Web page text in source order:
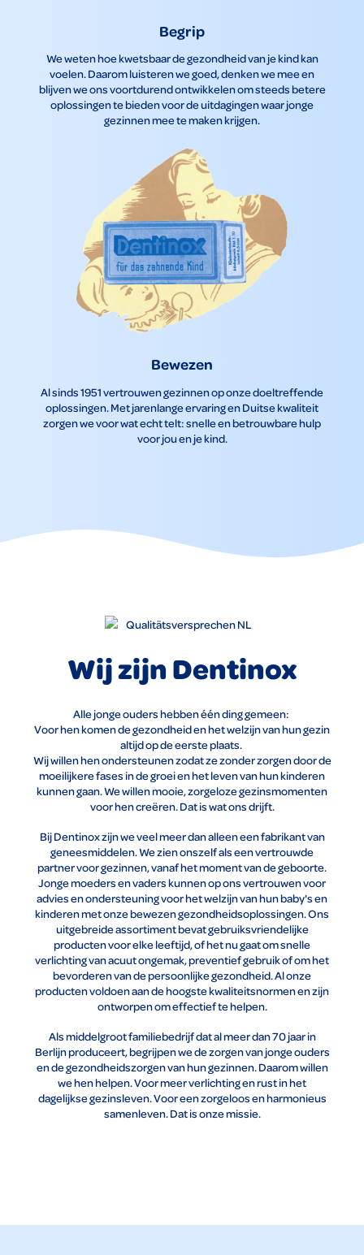
Begrip
We weten hoe kwetsbaar de gezondheid van je kind kan
voelen. Daarom luisteren we goed, denken we mee en
blijven we ons voortdurend ontwikkelen om steeds betere
oplossingen te bieden voor de uitdagingen waar jonge
gezinnen mee te maken krijgen.
Bewezen
Al sinds 1951 vertrouwen gezinnen op onze doeltreffende
oplossingen. Met jarenlange ervaring en Duitse kwaliteit
zorgen we voor wat echt telt: snelle en betrouwbare hulp
voor jou en je kind.
Wij zijn Dentinox
Alle jonge ouders hebben één ding gemeen:
Voor hen komen de gezondheid en het welzijn van hun gezin
altijd op de eerste plaats.
Wij willen hen ondersteunen zodat ze zonder zorgen door de
moeilijkere fases in de groei en het leven van hun kinderen
kunnen gaan. We willen mooie, zorgeloze gezinsmomenten
voor hen creëren. Dat is wat ons drijft.
Bij Dentinox zijn we veel meer dan alleen een fabrikant van
geneesmiddelen. We zien onszelf als een vertrouwde
partner voor gezinnen, vanaf het moment van de geboorte.
Jonge moeders en vaders kunnen op ons vertrouwen voor
advies en ondersteuning voor het welzijn van hun baby's en
kinderen met onze bewezen gezondheidsoplossingen. Ons
uitgebreide assortiment bevat gebruiksvriendelijke
producten voor elke leeftijd, of het nu gaat om snelle
verlichting van acuut ongemak, preventief gebruik of om het
bevorderen van de persoonlijke gezondheid. Al onze
producten voldoen aan de hoogste kwaliteitsnormen en zijn
ontworpen om effectief te helpen.
Als middelgroot familiebedrijf dat al meer dan 70 jaar in
Berlijn produceert, begrijpen we de zorgen van jonge ouders
en de gezondheidszorgen van hun gezinnen. Daarom willen
we hen helpen. Voor meer verlichting en rust in het
dagelijkse gezinsleven. Voor een zorgeloos en harmonieus
samenleven. Dat is onze missie.